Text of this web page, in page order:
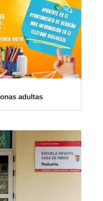
adultas